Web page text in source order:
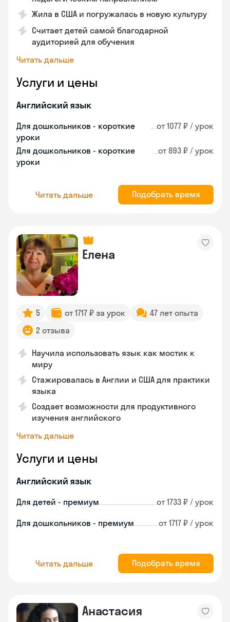
Жила в США и погружалась в новую культуру
Считает детей самой благодарной
аудиторией для обучения
Читать дальше
Услуги и цены
Английский язык
Для дошкольников - короткие
уроки
от 1077 ₽ / урок
Для дошкольников - короткие
уроки
от 893 ₽ / урок
Читать дальше Подобрать время
Елена
5 от 1717 ₽ за урок
47 лет опыта
2 отзыва
Научила использовать язык как мостик к
миру
Стажировалась в Англии и США для практики
языка
Создает возможности для продуктивного
изучения английского
Читать дальше
Услуги и цены
Английский язык
Для детей - премиум от 1733 ₽ / урок
Для дошкольников - премиум от 1717 ₽ / урок
Читать дальше Подобрать время
Анастасия